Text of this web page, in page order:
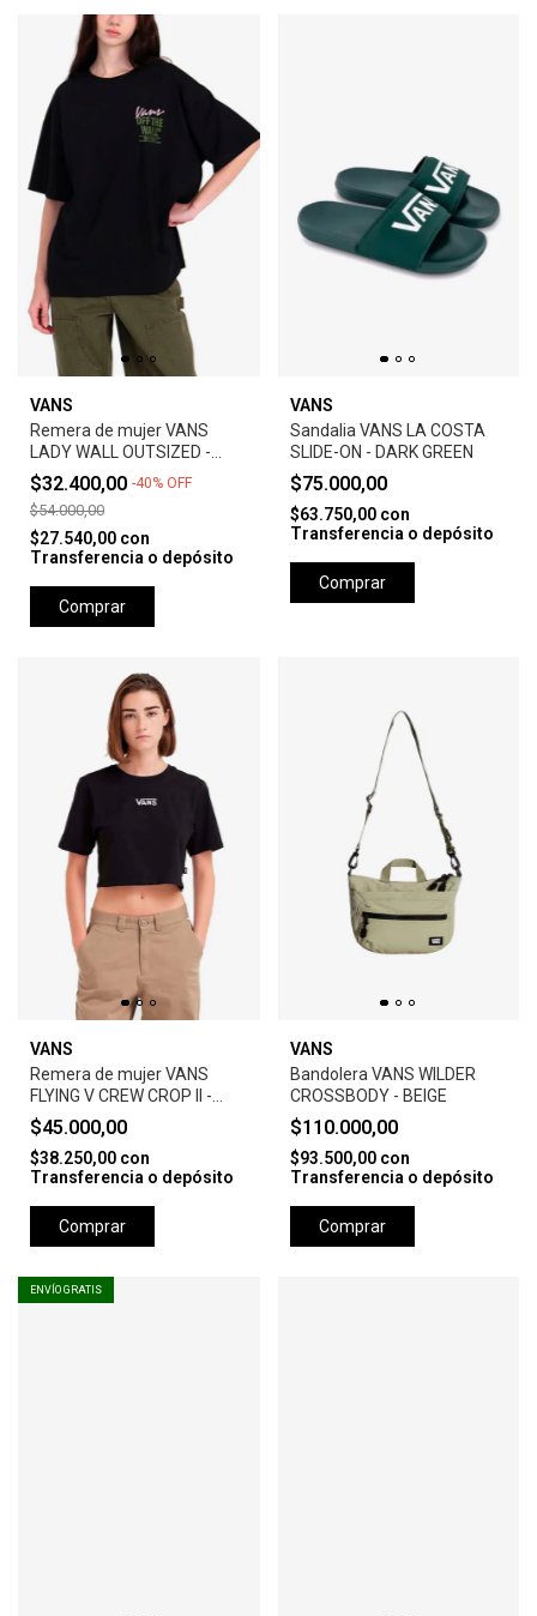
VANS
Remera de mujer VANS
LADY WALL OUTSIZED -
BLACK
$32.400,00 -40% OFF
$54.000,00
$27.540,00 con
Transferencia o depósito
Comprar
VANS
Sandalia VANS LA COSTA
SLIDE-ON - DARK GREEN
$75.000,00
$63.750,00 con
Transferencia o depósito
Comprar
VANS
Remera de mujer VANS
FLYING V CREW CROP II -
BLACK
$45.000,00
$38.250,00 con
Transferencia o depósito
Comprar
VANS
Bandolera VANS WILDER
CROSSBODY - BEIGE
$110.000,00
$93.500,00 con
Transferencia o depósito
Comprar
ENVÍO GRATIS